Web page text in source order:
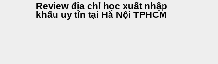
Review địa chỉ học xuất nhập
khẩu uy tín tại Hà Nội TPHCM